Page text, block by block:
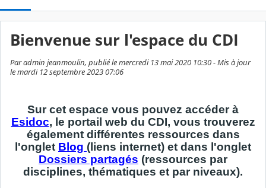
Bienvenue sur l'espace du CDI
Par admin jeanmoulin, publié le mercredi 13 mai 2020 10:30 - Mis à jour
le mardi 12 septembre 2023 07:06
Sur cet espace vous pouvez accéder à
Esidoc, le portail web du CDI, vous trouverez
également différentes ressources dans
l'onglet Blog (liens internet) et dans l'onglet
Dossiers partagés (ressources par
disciplines, thématiques et par niveaux).